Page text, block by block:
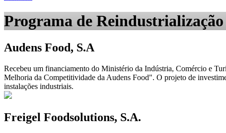
Programa de
Audens Food, S.A
Recebeu um financiamento do Ministério da Indústria, Comércio e
Melhoria da Competitividade da Audens Food". O projeto de
instalações industriais.
Freigel Foodsolutions, S.A.